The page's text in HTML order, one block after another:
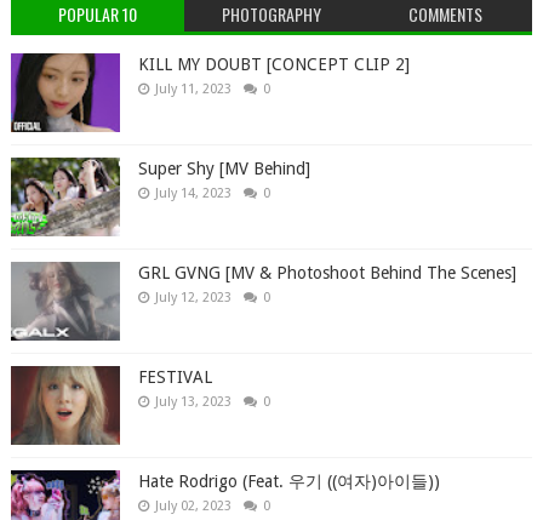
POPULAR 10 PHOTOGRAPHY COMMENTS
KILL MY DOUBT [CONCEPT CLIP 2]
July 11, 2023 0
Super Shy [MV Behind]
July 14, 2023 0
GRL GVNG [MV & Photoshoot Behind The Scenes]
July 12, 2023 0
FESTIVAL
July 13, 2023 0
Hate Rodrigo (Feat. 우기 ((여자)아이들))
July 02, 2023 0